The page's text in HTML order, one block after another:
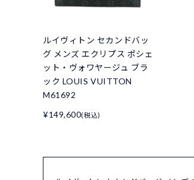
ルイヴィトン セカンドバッ
グ メンズ エクリプス ポシェ
ット・ヴォワヤージュ ブラ
ック LOUIS VUITTON
M61692
¥149,600(税込)